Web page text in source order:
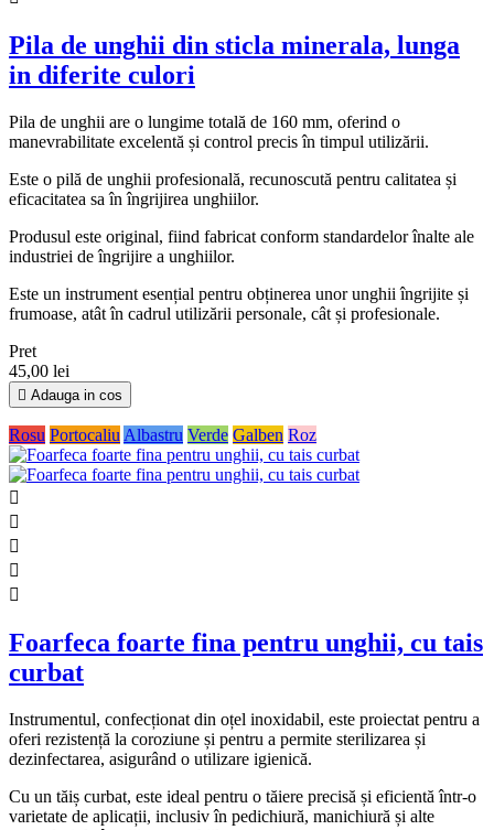
Pila de unghii din sticla minerala, lunga
in diferite culori
Pila de unghii are o lungime totală de 160 mm, oferind o
manevrabilitate excelentă și control precis în timpul utilizării.
Este o pilă de unghii profesională, recunoscută pentru calitatea și
eficacitatea sa în îngrijirea unghiilor.
Produsul este original, fiind fabricat conform standardelor înalte ale
industriei de îngrijire a unghiilor.
Este un instrument esențial pentru obținerea unor unghii îngrijite și
frumoase, atât în cadrul utilizării personale, cât și profesionale.
Pret
45,00 lei
 Adauga in cos
Rosu Portocaliu Albastru Verde Galben Roz





Foarfeca foarte fina pentru unghii, cu tais
curbat
Instrumentul, confecționat din oțel inoxidabil, este proiectat pentru a
oferi rezistență la coroziune și pentru a permite sterilizarea și
dezinfectarea, asigurând o utilizare igienică.
Cu un tăiș curbat, este ideal pentru o tăiere precisă și eficientă într-o
varietate de aplicații, inclusiv în pedichiură, manichiură și alte